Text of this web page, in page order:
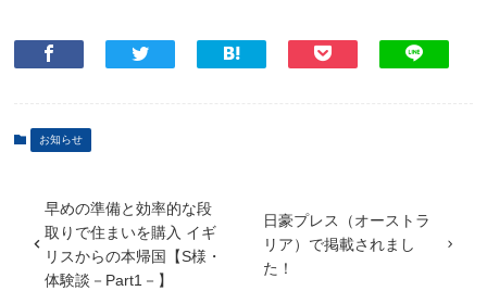
お知らせ
早めの準備と効率的な段
取りで住まいを購入 イギ
リスからの本帰国【S様・
体験談－Part1－】
日豪プレス（オーストラ
リア）で掲載されまし
た！